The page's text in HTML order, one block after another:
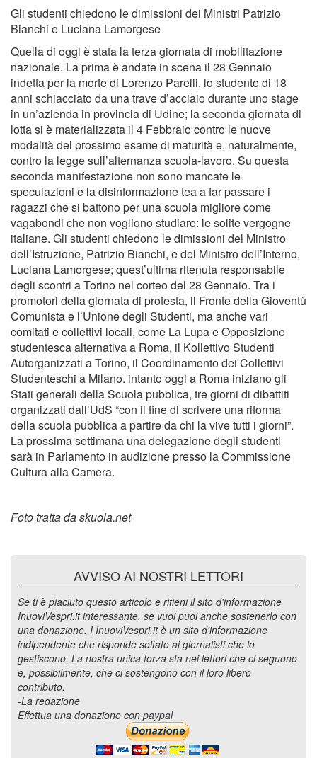
Gli studenti chiedono le dimissioni dei Ministri Patrizio
Bianchi e Luciana Lamorgese
Quella di oggi è stata la terza giornata di mobilitazione
nazionale. La prima è andate in scena il 28 Gennaio
indetta per la morte di Lorenzo Parelli, lo studente di 18
anni schiacciato da una trave d’acciaio durante uno stage
in un’azienda in provincia di Udine; la seconda giornata di
lotta si è materializzata il 4 Febbraio contro le nuove
modalità del prossimo esame di maturità e, naturalmente,
contro la legge sull’alternanza scuola-lavoro. Su questa
seconda manifestazione non sono mancate le
speculazioni e la disinformazione tea a far passare i
ragazzi che si battono per una scuola migliore come
vagabondi che non vogliono studiare: le solite vergogne
italiane. Gli studenti chiedono le dimissioni del Ministro
dell’Istruzione, Patrizio Bianchi, e del Ministro dell’Interno,
Luciana Lamorgese; quest’ultima ritenuta responsabile
degli scontri a Torino nel corteo del 28 Gennaio. Tra i
promotori della giornata di protesta, il Fronte della Gioventù
Comunista e l’Unione degli Studenti, ma anche vari
comitati e collettivi locali, come La Lupa e Opposizione
studentesca alternativa a Roma, il Kollettivo Studenti
Autorganizzati a Torino, il Coordinamento dei Collettivi
Studenteschi a Milano. intanto oggi a Roma iniziano gli
Stati generali della Scuola pubblica, tre giorni di dibattiti
organizzati dall’UdS “con il fine di scrivere una riforma
della scuola pubblica a partire da chi la vive tutti i giorni”.
La prossima settimana una delegazione degli studenti
sarà in Parlamento in audizione presso la Commissione
Cultura alla Camera.
Foto tratta da skuola.net
AVVISO AI NOSTRI LETTORI
Se ti è piaciuto questo articolo e ritieni il sito d'informazione
InuoviVespri.it interessante, se vuoi puoi anche sostenerlo con
una donazione. I InuoviVespri.it è un sito d'informazione
indipendente che risponde soltato ai giornalisti che lo
gestiscono. La nostra unica forza sta nei lettori che ci seguono
e, possibilmente, che ci sostengono con il loro libero
contributo.
-La redazione
Effettua una donazione con paypal